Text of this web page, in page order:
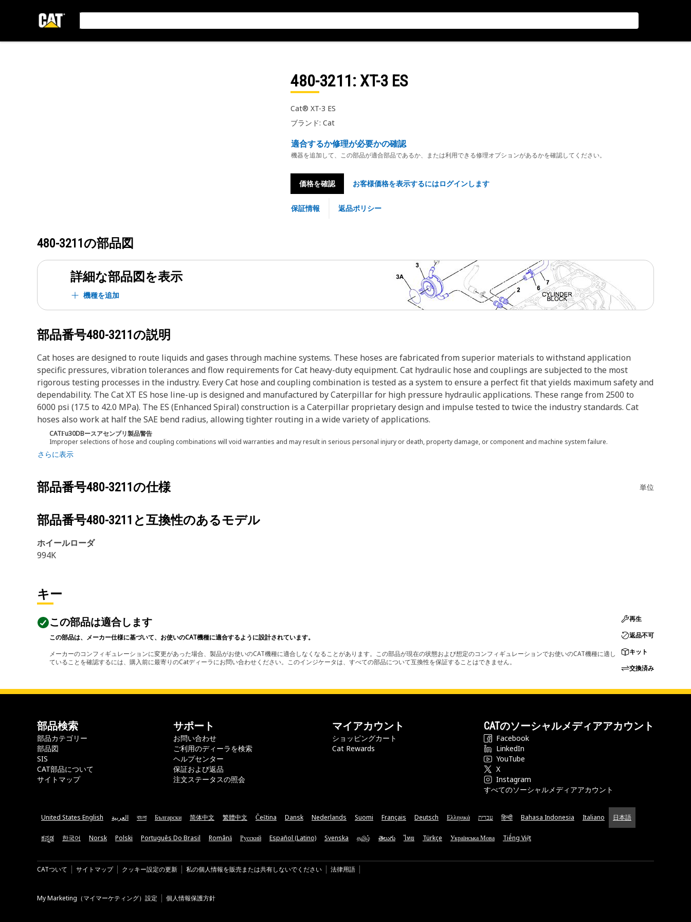
480-3211: XT-3 ES
Cat® XT-3 ES
ブランド: Cat
適合するか修理が必要かの確認
機器を追加して、この部品が適合部品であるか、または利用できる修理オプションがあるかを確認してください。
価格を確認 お客様価格を表示するにはログインします
保証情報 返品ポリシー
480-3211 の部品図
詳細な部品図を表示
機種を追加
部品番号480-3211 の説明
Cat hoses are designed to route liquids and gases through machine systems. These hoses are fabricated from superior materials to withstand application
specific pressures, vibration tolerances and flow requirements for Cat heavy-duty equipment. Cat hydraulic hose and couplings are subjected to the most
rigorous testing processes in the industry. Every Cat hose and coupling combination is tested as a system to ensure a perfect fit that yields maximum safety and
dependability. The Cat XT ES hose line-up is designed and manufactured by Caterpillar for high pressure hydraulic applications. These range from 2500 to
6000 psi (17.5 to 42.0 MPa). The ES (Enhanced Spiral) construction is a Caterpillar proprietary design and impulse tested to twice the industry standards. Cat
hoses also work at half the SAE bend radius, allowing tighter routing in a wide variety of applications.
CATϜu30DBースアセンブリ製品警告
Improper selections of hose and coupling combinations will void warranties and may result in serious personal injury or death, property damage, or component and machine system failure.
さらに表示
部品番号480-3211 の仕様 単位
部品番号480-3211 と互換性のあるモデル
ホイールローダ
994K
キー
この部品は適合します
この部品は、メーカー仕様に基づいて、お使いのCAT機種に適合するように設計されています。
メーカーのコンフィギュレーションに変更があった場合、製品がお使いのCAT機種に適合しなくなることがあります。この部品が現在の状態および想定のコンフィギュレーションでお使いのCAT機種に適し
ていることを確認するには、購入前に最寄りのCatディーラにお問い合わせください。このインジケータは、すべての部品について互換性を保証することはできません。
再生
返品不可
キット
交換済み
部品検索
部品カテゴリー
部品図
SIS
CAT部品について
サイトマップ
サポート
お問い合わせ
ご利用のディーラを検索
ヘルプセンター
保証および返品
注文ステータスの照会
マイアカウント
ショッピングカート
Cat Rewards
CATのソーシャルメディアアカウント
Facebook
LinkedIn
YouTube
X
Instagram
すべてのソーシャルメディアアカウント
United States English العربية বাংলা Български 简体中文 繁體中文 Čeština Dansk Nederlands Suomi Français Deutsch Ελληνικά עברית हिन्दी Bahasa Indonesia Italiano 日本語
ಕನ್ನಡ 한국어 Norsk Polski Português Do Brasil Română Русский Español (Latino) Svenska தமிழ் తెలుగు ไทย Türkçe Українська Мова Tiếng Việt
CATついて サイトマップ クッキー設定の更新 私の個人情報を販売または共有しないでください 法律用語
My Marketing（マイマーケティング）設定 個人情報保護方針